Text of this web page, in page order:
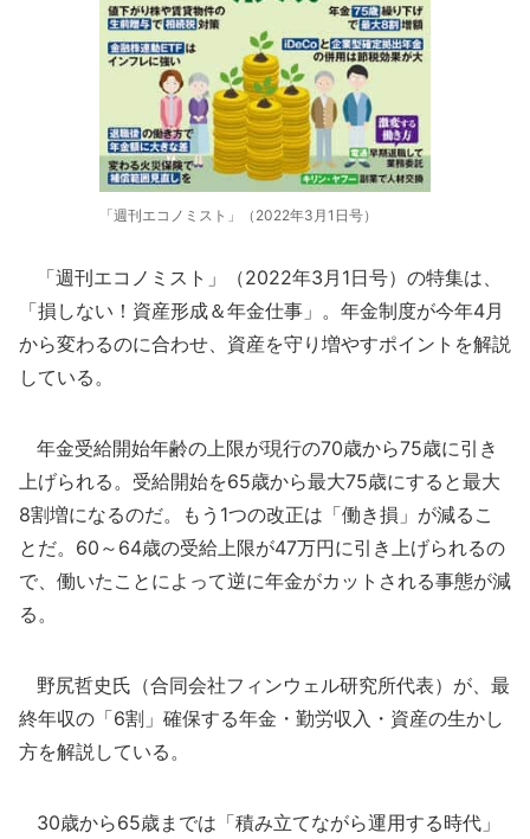
「週刊エコノミスト」（2022年3月1日号）
「週刊エコノミスト」（2022年3月1日号）の特集は、
「損しない！資産形成＆年金仕事」。年金制度が今年4月
から変わるのに合わせ、資産を守り増やすポイントを解説
している。
年金受給開始年齢の上限が現行の70歳から75歳に引き
上げられる。受給開始を65歳から最大75歳にすると最大
8割増になるのだ。もう1つの改正は「働き損」が減るこ
とだ。60～64歳の受給上限が47万円に引き上げられるの
で、働いたことによって逆に年金がカットされる事態が減
る。
野尻哲史氏（合同会社フィンウェル研究所代表）が、最
終年収の「6割」確保する年金・勤労収入・資産の生かし
方を解説している。
30歳から65歳までは「積み立てながら運用する時代」